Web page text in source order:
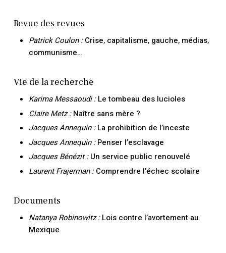
Revue des revues
Patrick Coulon :Crise, capitalisme, gauche, médias,
communisme…
Vie de la recherche
Karima Messaoudi :Le tombeau des lucioles
Claire Metz :Naître sans mère ?
Jacques Annequin : La prohibition de l’inceste
Jacques Annequin : Penser l’esclavage
Jacques Bénézit :Un service public renouvelé
Laurent Frajerman :Comprendre l’échec scolaire
Documents
Natanya Robinowitz :Lois contre l’avortement au
Mexique